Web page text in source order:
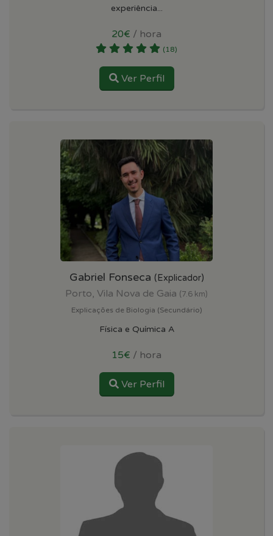
experiência...
20€ / hora
(18)
Ver Perfil
Gabriel Fonseca (Explicador)
Porto, Vila Nova de Gaia (7.6 km)
Explicações de Biologia (Secundário)
Física e Química A
15€ / hora
Ver Perfil